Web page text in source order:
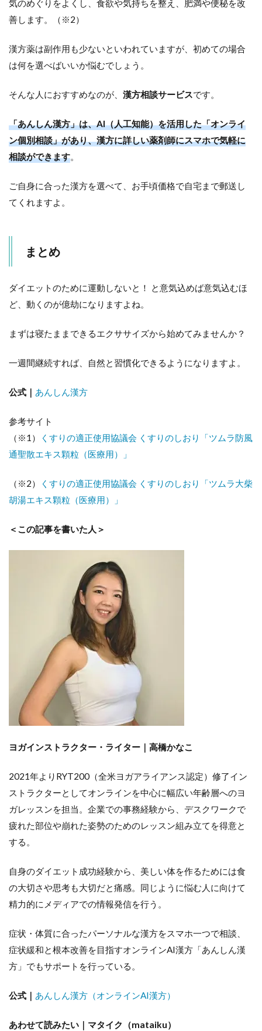
気のめぐりをよくし、食欲や気持ちを整え、肥満や便秘を改
善します。（※2）
漢方薬は副作用も少ないといわれていますが、初めての場合
は何を選べばいいか悩むでしょう。
そんな人におすすめなのが、 漢方相談サービスです。
「あんしん漢方」は、AI（人工知能）を活用した「オンライ
ン個別相談」があり、漢方に詳しい薬剤師にスマホで気軽に
相談ができます。
ご自身に合った漢方を選べて、お手頃価格で自宅まで郵送し
てくれますよ。
まとめ
ダイエットのために運動しないと！ と意気込めば意気込むほ
ど、動くのが億劫になりますよね。
まずは寝たままできるエクササイズから始めてみませんか？
一週間継続すれば、自然と習慣化できるようになりますよ。
公式｜ あんしん漢方
参考サイト
（※1）
くすりの適正使用協議会 くすりのしおり「ツムラ防風
通聖散エキス顆粒（医療用）」
（※2）
くすりの適正使用協議会 くすりのしおり「ツムラ大柴
胡湯エキス顆粒（医療用）」
＜この記事を書いた人＞
ヨガインストラクター・ライター｜ 高橋かなこ
2021年よりRYT200（全米ヨガアライアンス認定）修了イン
ストラクターとしてオンラインを中心に幅広い年齢層へのヨ
ガレッスンを担当。企業での事務経験から、デスクワークで
疲れた部位や崩れた姿勢のためのレッスン組み立てを得意と
する。
自身のダイエット成功経験から、美しい体を作るためには食
の大切さや思考も大切だと痛感。同じように悩む人に向けて
精力的にメディアでの情報発信を行う。
症状・体質に合ったパーソナルな漢方をスマホ一つで相談、
症状緩和と根本改善を目指すオンラインAI漢方「あんしん漢
方」でもサポートを行っている。
公式｜ あんしん漢方（オンラインAI漢方）
あわせて読みたい｜マタイク（mataiku）